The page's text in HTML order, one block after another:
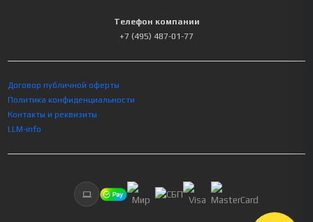
Телефон компании
+7 (495) 487-01-77
Договор публичной оферты
Политика конфиденциальности
Контакты и реквизиты
LLM-info